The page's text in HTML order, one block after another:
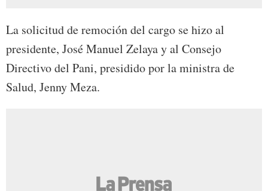
La solicitud de remoción del cargo se hizo al
presidente, José Manuel Zelaya y al Consejo
Directivo del Pani, presidido por la ministra de
Salud, Jenny Meza.